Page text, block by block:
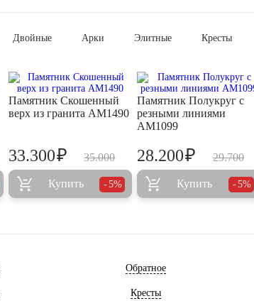
Двойные Арки Элитные Кресты
Памятник Скошенный
верх из гранита AM1490
35.000
33.300₽
Купить 5%
Памятник Полукруг с
резными линиями
AM1099
29.700
28.200₽
Купить 5%
Обратное
Кресты